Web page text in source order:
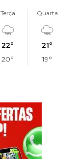
Terça
22°
20°
Quarta
21°
19°